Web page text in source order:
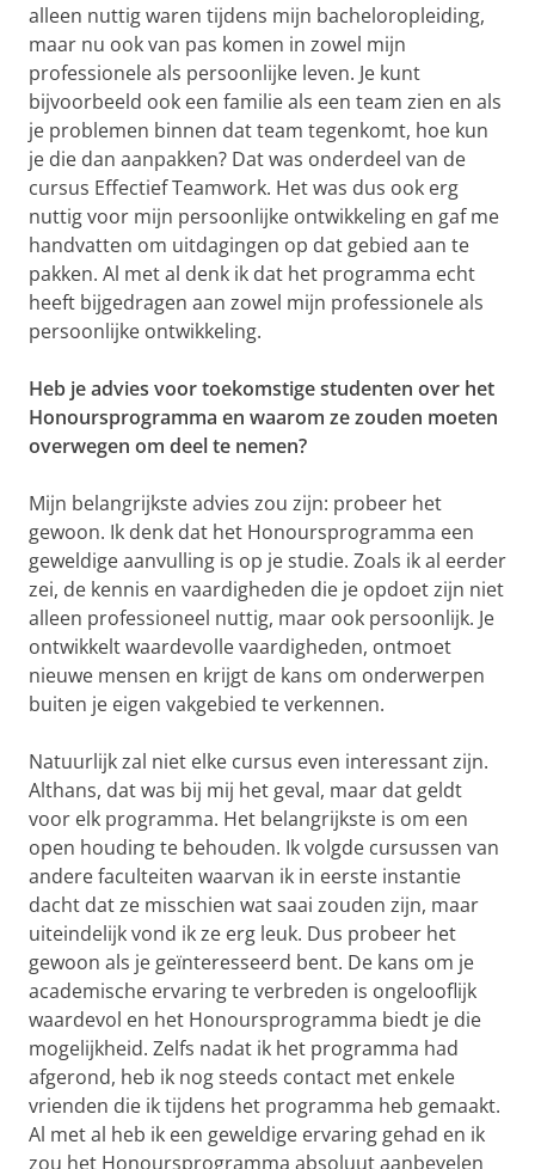
alleen nuttig waren tijdens mijn bacheloropleiding,
maar nu ook van pas komen in zowel mijn
professionele als persoonlijke leven. Je kunt
bijvoorbeeld ook een familie als een team zien en als
je problemen binnen dat team tegenkomt, hoe kun
je die dan aanpakken? Dat was onderdeel van de
cursus Effectief Teamwork. Het was dus ook erg
nuttig voor mijn persoonlijke ontwikkeling en gaf me
handvatten om uitdagingen op dat gebied aan te
pakken. Al met al denk ik dat het programma echt
heeft bijgedragen aan zowel mijn professionele als
persoonlijke ontwikkeling.
Heb je advies voor toekomstige studenten over het
Honoursprogramma en waarom ze zouden moeten
overwegen om deel te nemen?
Mijn belangrijkste advies zou zijn: probeer het
gewoon. Ik denk dat het Honoursprogramma een
geweldige aanvulling is op je studie. Zoals ik al eerder
zei, de kennis en vaardigheden die je opdoet zijn niet
alleen professioneel nuttig, maar ook persoonlijk. Je
ontwikkelt waardevolle vaardigheden, ontmoet
nieuwe mensen en krijgt de kans om onderwerpen
buiten je eigen vakgebied te verkennen.
Natuurlijk zal niet elke cursus even interessant zijn.
Althans, dat was bij mij het geval, maar dat geldt
voor elk programma. Het belangrijkste is om een
open houding te behouden. Ik volgde cursussen van
andere faculteiten waarvan ik in eerste instantie
dacht dat ze misschien wat saai zouden zijn, maar
uiteindelijk vond ik ze erg leuk. Dus probeer het
gewoon als je geïnteresseerd bent. De kans om je
academische ervaring te verbreden is ongelooflijk
waardevol en het Honoursprogramma biedt je die
mogelijkheid. Zelfs nadat ik het programma had
afgerond, heb ik nog steeds contact met enkele
vrienden die ik tijdens het programma heb gemaakt.
Al met al heb ik een geweldige ervaring gehad en ik
zou het Honoursprogramma absoluut aanbevelen